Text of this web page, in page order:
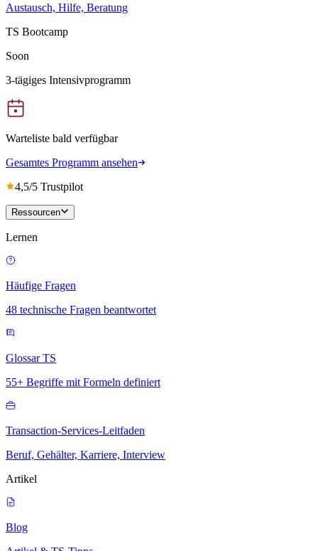
Austausch, Hilfe, Beratung
TS Bootcamp
Soon
3-tägiges Intensivprogramm
Warteliste bald verfügbar
Gesamtes Programm ansehen
4,5/5 Trustpilot
Ressourcen
Lernen
Häufige Fragen
48 technische Fragen beantwortet
Glossar TS
55+ Begriffe mit Formeln definiert
Transaction-Services-Leitfaden
Beruf, Gehälter, Karriere, Interview
Artikel
Blog